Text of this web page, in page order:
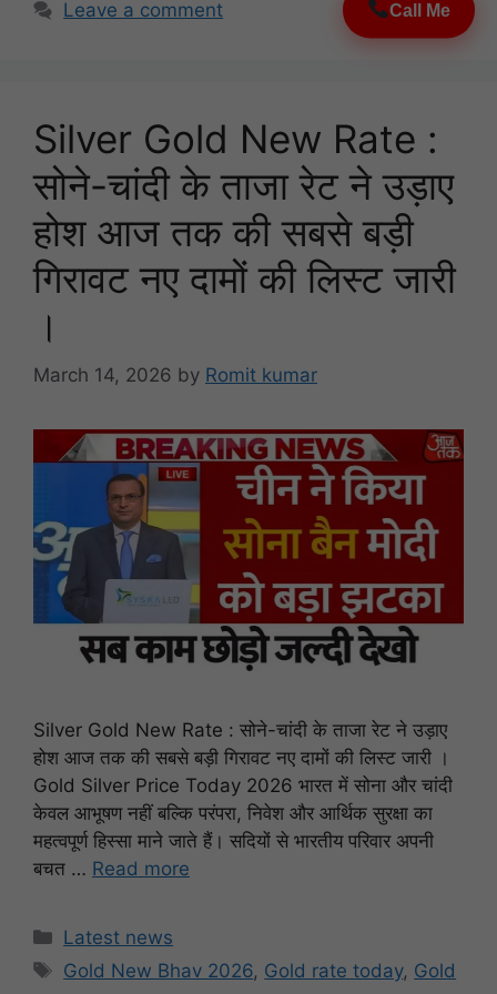
Call Me
Leave a comment
Silver Gold New Rate :
सोने-चांदी के ताजा रेट ने उड़ाए
होश आज तक की सबसे बड़ी
गिरावट नए दामों की लिस्ट जारी
।
March 14, 2026 by Romit kumar
Silver Gold New Rate : सोने-चांदी के ताजा रेट ने उड़ाए
होश आज तक की सबसे बड़ी गिरावट नए दामों की लिस्ट जारी ।
Gold Silver Price Today 2026 भारत में सोना और चांदी
केवल आभूषण नहीं बल्कि परंपरा, निवेश और आर्थिक सुरक्षा का
महत्वपूर्ण हिस्सा माने जाते हैं। सदियों से भारतीय परिवार अपनी
बचत … Read more
Categories
Latest news
Tags
Gold New Bhav 2026, Gold rate today, Gold